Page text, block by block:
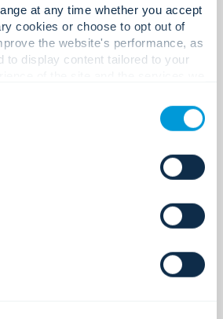
at any time whether you accept
cookies or choose to opt out of
the website's performance, as
to display content tailored to your
details" below for more information
information with.
global.
lisensi.